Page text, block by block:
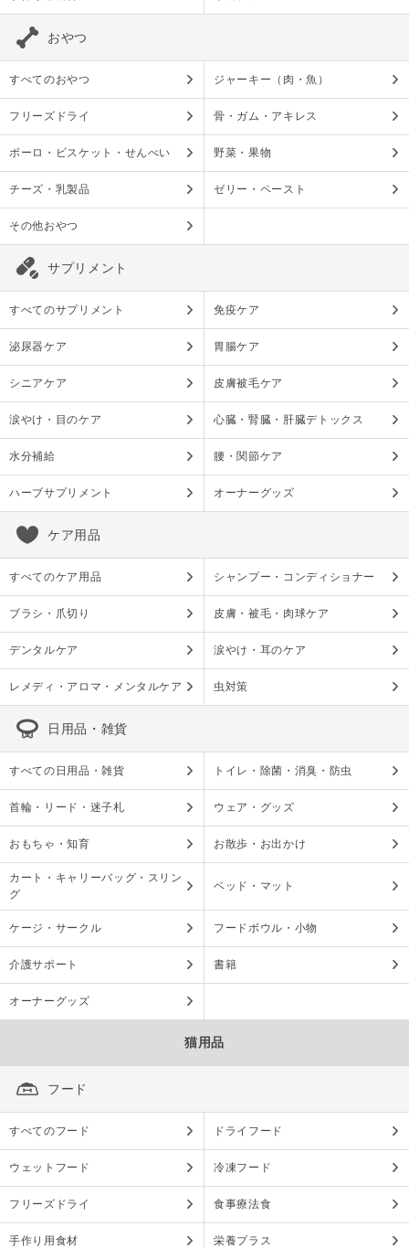
おやつ
すべてのおやつ ジャーキー（肉・魚）
フリーズドライ 骨・ガム・アキレス
ボーロ・ビスケット・せんべい 野菜・果物
チーズ・乳製品 ゼリー・ペースト
その他おやつ
サプリメント
すべてのサプリメント 免疫ケア
泌尿器ケア 胃腸ケア
シニアケア 皮膚被毛ケア
涙やけ・目のケア 心臓・腎臓・肝臓デトックス
水分補給 腰・関節ケア
ハーブサプリメント オーナーグッズ
ケア用品
すべてのケア用品 シャンプー・コンディショナー
ブラシ・爪切り 皮膚・被毛・肉球ケア
デンタルケア 涙やけ・耳のケア
レメディ・アロマ・メンタルケア 虫対策
日用品・雑貨
すべての日用品・雑貨 トイレ・除菌・消臭・防虫
首輪・リード・迷子札 ウェア・グッズ
おもちゃ・知育 お散歩・お出かけ
カート・キャリーバッグ・スリン
グ
ベッド・マット
ケージ・サークル フードボウル・小物
介護サポート 書籍
オーナーグッズ
猫用品
フード
すべてのフード ドライフード
ウェットフード 冷凍フード
フリーズドライ 食事療法食
手作り用食材 栄養プラス